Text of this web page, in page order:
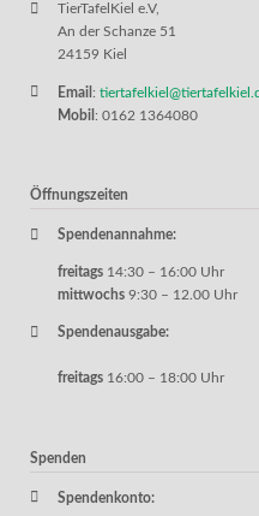
TierTafelKiel e.V,
An der Schanze 51
24159 Kiel
Email :
Mobil : 0162 1364080
Öffnungszeiten
Spendenannahme:
freitags 14:30 – 16:00 Uhr
mittwochs 9:30 – 12.00 Uhr
Spendenausgabe:
freitags 16:00 – 18:00 Uhr
Spenden
Spendenkonto: